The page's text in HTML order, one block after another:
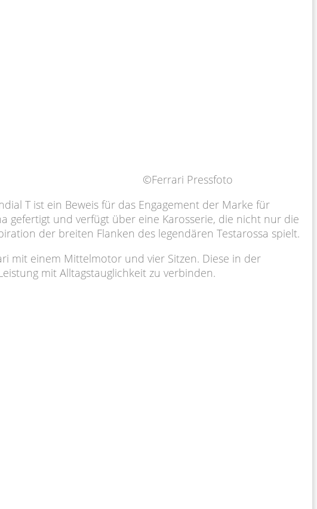
©Ferrari Pressfoto
T ist ein Beweis für das Engagement der Marke für
gefertigt und verfügt über eine Karosserie, die nicht nur die
der breiten Flanken des legendären Testarossa spielt.
mit einem Mittelmotor und vier Sitzen. Diese in der
mit Alltagstauglichkeit zu verbinden.